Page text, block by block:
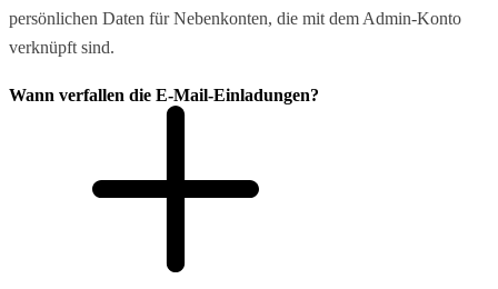
persönlichen Daten für Nebenkonten, die mit dem Admin-Konto
verknüpft sind.
Wann verfallen die E-Mail-Einladungen?